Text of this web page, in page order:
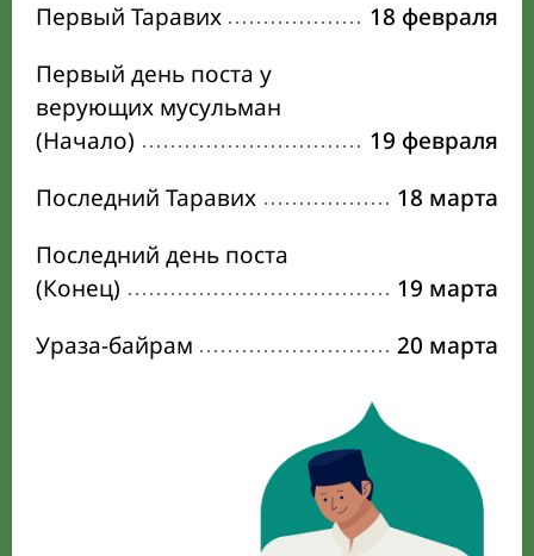
Первый Таравих
18 февраля
Первый день поста у
верующих мусульман
(Начало)
19 февраля
Последний Таравих
18 марта
Последний день поста
(Конец)
19 марта
Ураза-байрам
20 марта